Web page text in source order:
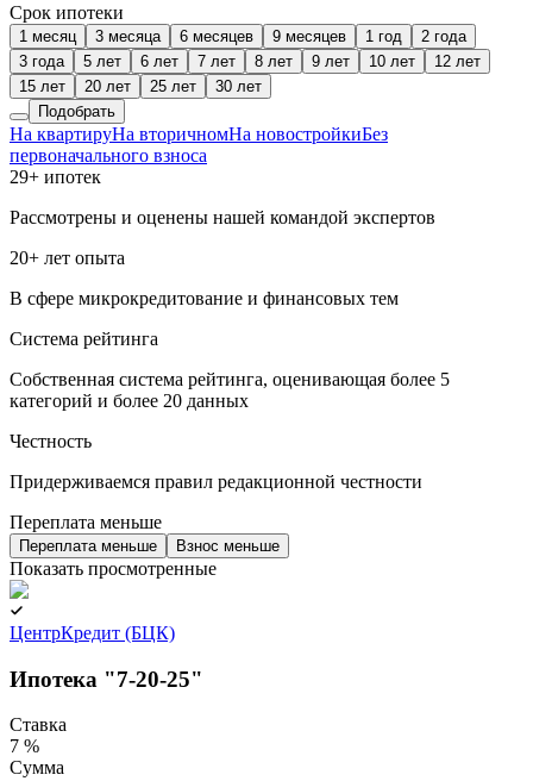
Срок ипотеки
1 месяц 3 месяца 6 месяцев 9 месяцев 1 год
2 года
3 года
5 лет 6 лет 7 лет 8 лет 9 лет 10 лет
12 лет
15 лет
20 лет 25 лет
30 лет
Подобрать
На квартируНа вторичномНа новостройкиБез
первоначального взноса
29+ ипотек
Рассмотрены и оценены нашей командой экспертов
20+ лет опыта
В сфере микрокредитование и финансовых тем
Система рейтинга
Собственная система рейтинга, оценивающая более 5
категорий и более 20 данных
Честность
Придерживаемся правил редакционной честности
Переплата меньше
Переплата меньше Взнос меньше
Показать просмотренные
ЦентрКредит (БЦК)
Ипотека "7-20-25"
Ставка
7 %
Сумма